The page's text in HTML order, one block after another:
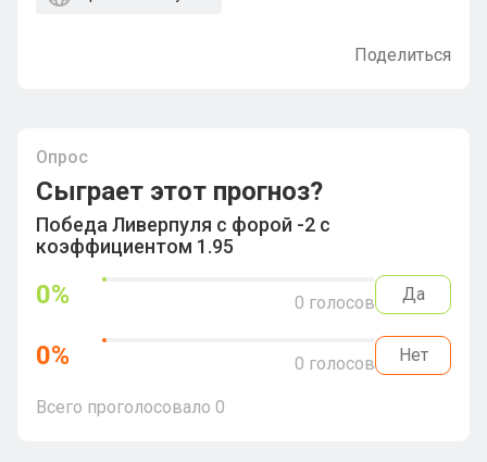
Поделиться
Опрос
Сыграет этот прогноз?
Победа Ливерпуля с форой -2 с
коэффициентом 1.95
0% 0 голосов Да
0% 0 голосов Нет
Всего проголосовало 0